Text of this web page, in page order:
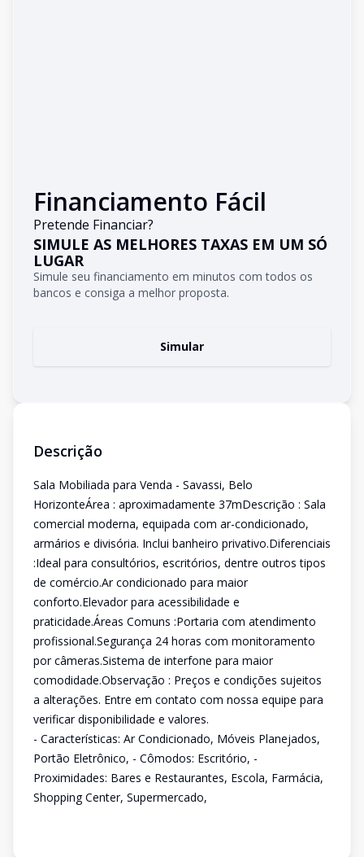
Financiamento Fácil
Pretende Financiar?
SIMULE AS MELHORES TAXAS EM UM SÓ
LUGAR
Simule seu financiamento em minutos com todos os
bancos e consiga a melhor proposta.
Simular
Descrição
Sala Mobiliada para Venda - Savassi, Belo
HorizonteÁrea : aproximadamente 37mDescrição : Sala
comercial moderna, equipada com ar-condicionado,
armários e divisória. Inclui banheiro privativo.Diferenciais
:Ideal para consultórios, escritórios, dentre outros tipos
de comércio.Ar condicionado para maior
conforto.Elevador para acessibilidade e
praticidade.Áreas Comuns :Portaria com atendimento
profissional.Segurança 24 horas com monitoramento
por câmeras.Sistema de interfone para maior
comodidade.Observação : Preços e condições sujeitos
a alterações. Entre em contato com nossa equipe para
verificar disponibilidade e valores.
- Características: Ar Condicionado, Móveis Planejados,
Portão Eletrônico, - Cômodos: Escritório, -
Proximidades: Bares e Restaurantes, Escola, Farmácia,
Shopping Center, Supermercado,